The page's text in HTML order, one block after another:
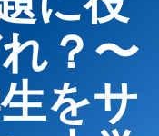
？〜
をサ